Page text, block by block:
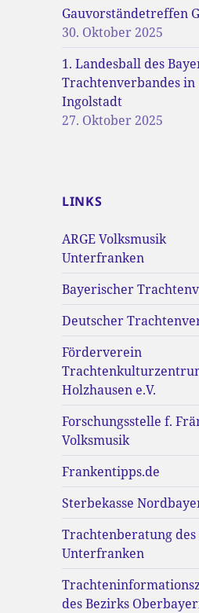
Gauvorständetreffen
30. Oktober 2025
1. Landesball des
Trachtenverbandes in
Ingolstadt
27. Oktober 2025
LINKS
ARGE Volksmusik
Unterfranken
Bayerischer
Deutscher
Förderverein
Holzhausen e.V.
Forschungsstelle f.
Volksmusik
Frankentipps.de
Sterbekasse
Trachtenberatung des
Unterfranken
des Bezirks